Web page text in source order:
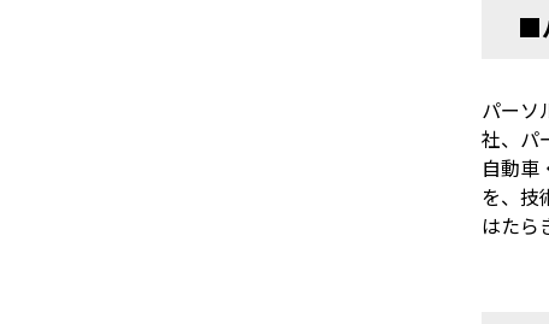
■
パーソ
社、パ
自動車
を、技
はたら